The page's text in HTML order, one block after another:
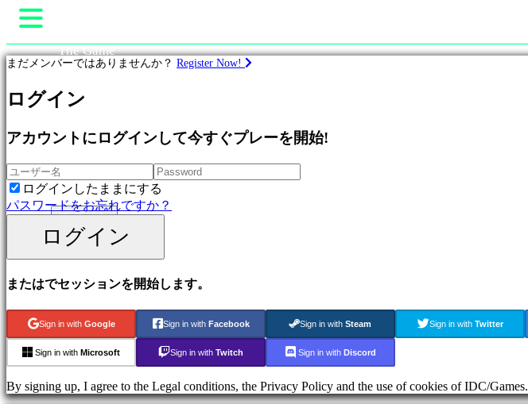
ゲ
Featured
New
Games
Free
Play
Adventure
Strategy
MMO
Games
RPG
Games
Sport
Games
Action
The Game
Gameplay
ニュース
ガイド
Shop
ログイン
登録する
まだメンバーではありませんか？ Register Now!
ログイン
アカウントにログインして今すぐプレーを開始!
ログインしたままにする
パスワードをお忘れですか？
ログイン
またはでセッションを開始します。
Sign in with Google Sign in with Facebook Sign in with Steam Sign in with Twitter
Sign in with Microsoft Sign in with Twitch Sign in with Discord
By signing up, I agree to the Legal conditions, the Privacy Policy and the use of cookies of IDC/Games.